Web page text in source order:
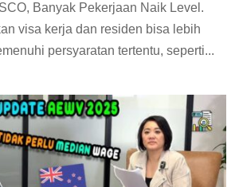
Banyak Pekerjaan Naik Level.
visa kerja dan residen bisa lebih
persyaratan tertentu, seperti...